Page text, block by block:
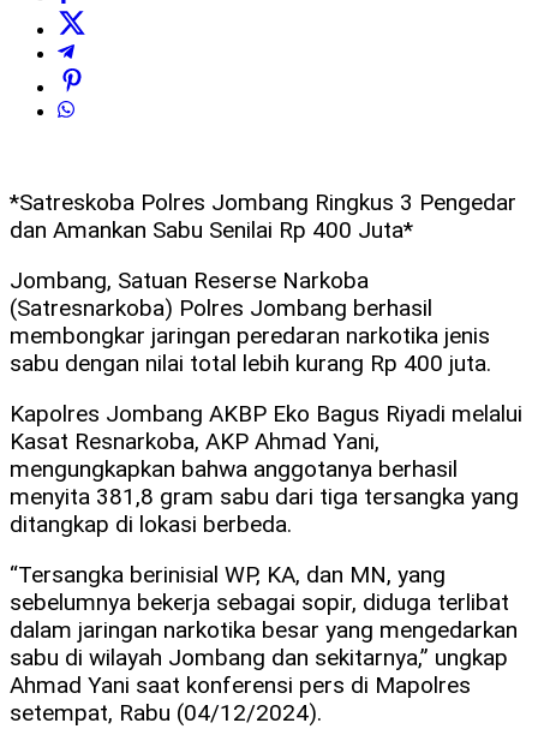
*Satreskoba Polres Jombang Ringkus 3 Pengedar
dan Amankan Sabu Senilai Rp 400 Juta*
Jombang, Satuan Reserse Narkoba
(Satresnarkoba) Polres Jombang berhasil
membongkar jaringan peredaran narkotika jenis
sabu dengan nilai total lebih kurang Rp 400 juta.
Kapolres Jombang AKBP Eko Bagus Riyadi melalui
Kasat Resnarkoba, AKP Ahmad Yani,
mengungkapkan bahwa anggotanya berhasil
menyita 381,8 gram sabu dari tiga tersangka yang
ditangkap di lokasi berbeda.
“Tersangka berinisial WP, KA, dan MN, yang
sebelumnya bekerja sebagai sopir, diduga terlibat
dalam jaringan narkotika besar yang mengedarkan
sabu di wilayah Jombang dan sekitarnya,” ungkap
Ahmad Yani saat konferensi pers di Mapolres
setempat, Rabu (04/12/2024).